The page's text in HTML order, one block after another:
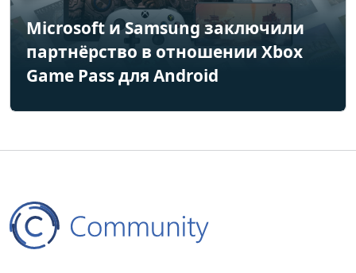
Microsoft и Samsung заключили
партнёрство в отношении Xbox
Game Pass для Android